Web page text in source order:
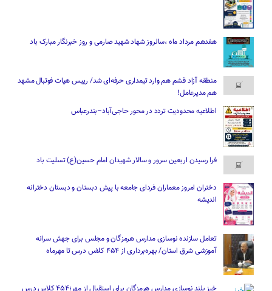
هفدهم مرداد ماه ،سالروز شهاد شهید صارمی و روز خبرنگار مبارک باد
منطقه آزاد قشم هم وارد تیمداری حرفه‌ای شد/ رییس هیات فوتبال مشهد
هم مدیرعامل!
اطلاعیه محدودیت تردد در محور حاجی‌آباد–بندرعباس
فرا رسیدن اربعین سرور و سالار شهیدان امام حسین(ع) تسلیت باد
دختران امروز معماران فردای جامعه با پیش دبستان و دبستان دخترانه
اندیشه
تعامل سازنده نوسازی مدارس هرمزگان و مجلس برای جهش سرانه
آموزشی شرق استان/ بهره‌برداری از ۴۵۴ کلاس درس تا مهرماه
خیز بلند نوسازی مدارس هرمزگان برای استقبال از مهر؛۴۵۴ کلاس درس